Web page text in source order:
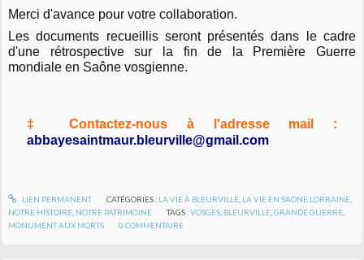
Merci d'avance pour votre collaboration.
Les documents recueillis seront présentés dans le cadre
d'une rétrospective sur la fin de la Première Guerre
mondiale en Saône vosgienne.
‡ Contactez-nous à l'adresse mail :
abbayesaintmaur.bleurville@gmail.com
LIEN PERMANENT CATÉGORIES : LA VIE À BLEURVILLE, LA VIE EN SAÔNE LORRAINE,
NOTRE HISTOIRE NOTRE PATRIMOINE TAGS :VOSGES BLEURVILLE ,GRANDE GUERRE
MONUMENT AUX MORTS
0 COMMENTAIRE